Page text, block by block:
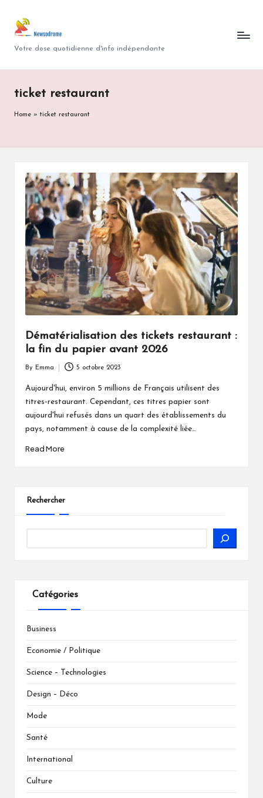
content
N
e
w
s
o
r
m
Votre dose quotidienne d'info indépendante
ticket restaurant
Home » ticket restaurant
Dématérialisation des tickets restaurant :
la fin du papier avant 2026
by
By Emma 5 octobre 2023
Aujourd'hui, environ 5 millions de Français utilisent des
titres-restaurant. Cependant, ces titres papier sont
aujourd'hui refusés dans un quart des établissements du
pays, notamment à cause de la complexité liée…
Read More
Rechercher
Catégories
Business
Economie / Politique
Science – Technologies
Design – Déco
Mode
Santé
International
Culture